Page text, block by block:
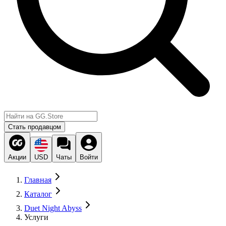
Стать продавцом
Акции USD Чаты Войти
Главная
Каталог
Duet Night Abyss
Услуги